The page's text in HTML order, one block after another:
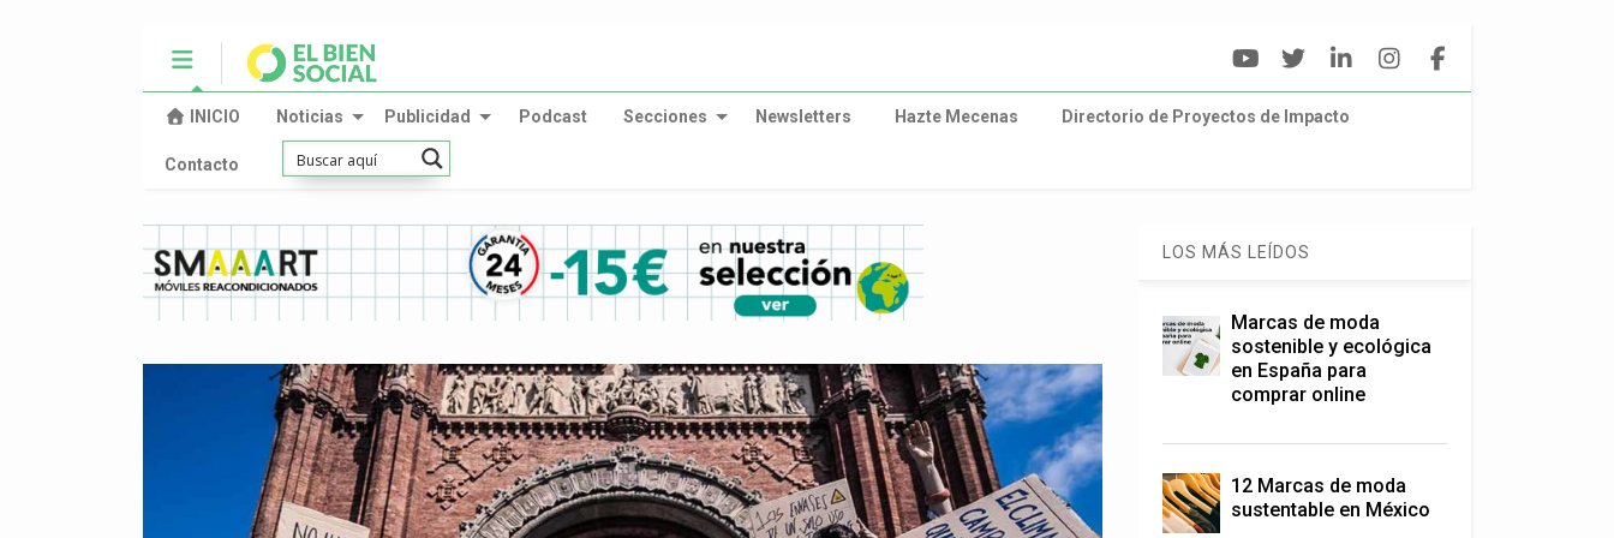
INICIO Noticias Publicidad Podcast Secciones Newsletters Hazte Mecenas Directorio de Proyectos de Impacto
Contacto
LOS MÁS LEÍDOS
Marcas de moda
sostenible y ecológica
en España para
comprar online
12 Marcas de moda
sustentable en México